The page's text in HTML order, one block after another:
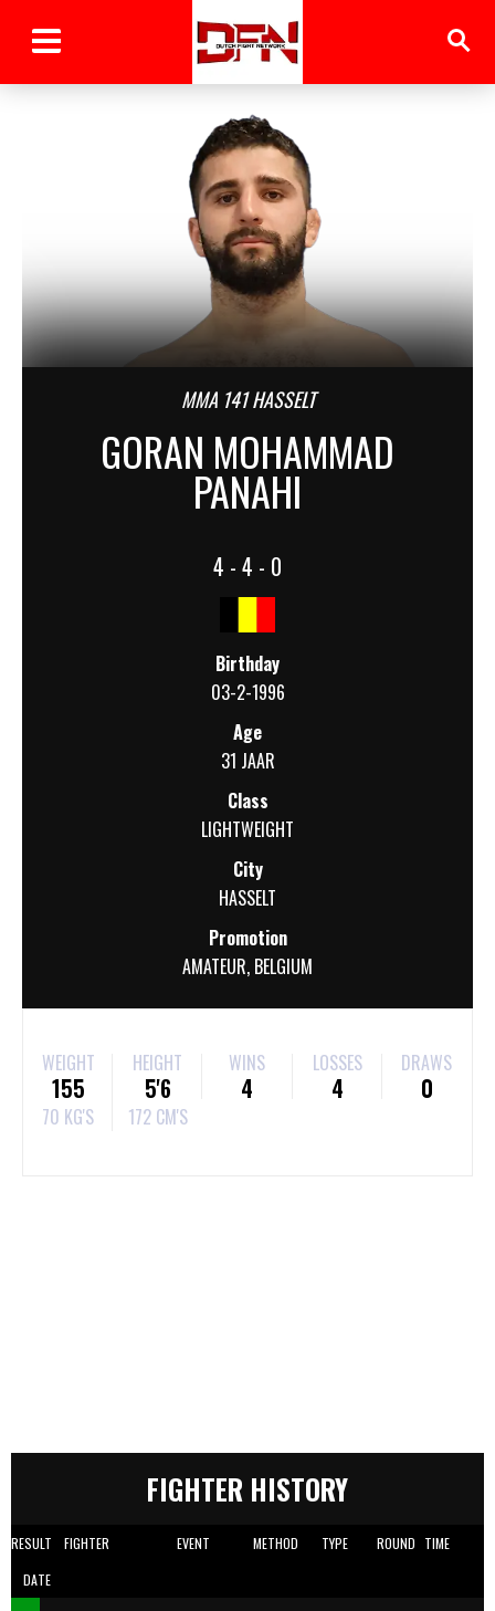
MMA 141 HASSELT
GORAN MOHAMMAD
PANAHI
4 - 4 - 0
Birthday
03-2-1996
Age
31 JAAR
Class
LIGHTWEIGHT
City
HASSELT
Promotion
AMATEUR, BELGIUM
WEIGHT
155
70 KG'S
HEIGHT
5'6
172 CM'S
WINS
4
LOSSES
4
DRAWS
0
FIGHTER HISTORY
RESULT FIGHTER EVENT METHOD TYPE ROUND TIME
DATE